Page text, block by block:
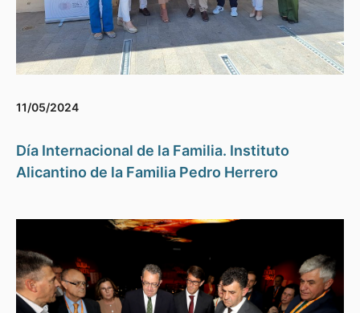
11/05/2024
Día Internacional de la Familia. Instituto
Alicantino de la Familia Pedro Herrero